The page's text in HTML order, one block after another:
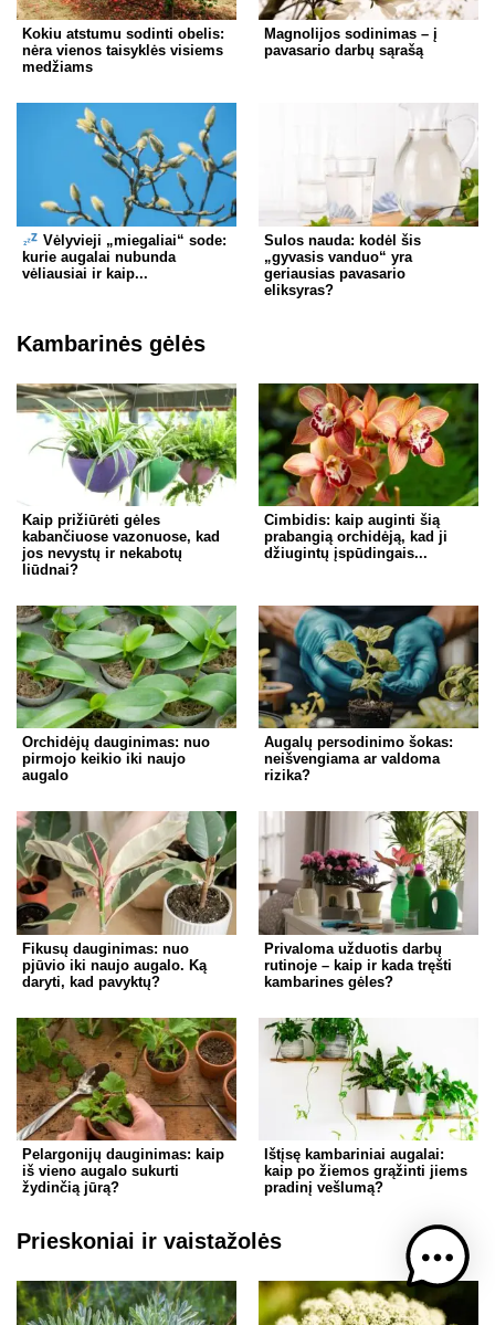
Kokiu atstumu sodinti obelis:
nėra vienos taisyklės visiems
medžiams
Magnolijos sodinimas – į
pavasario darbų sąrašą
Vėlyvieji „miegaliai“ sode:
kurie augalai nubunda
vėliausiai ir kaip...
Sulos nauda: kodėl šis
„gyvasis vanduo“ yra
geriausias pavasario
eliksyras?
Kambarinės gėlės
Kaip prižiūrėti gėles
kabančiuose vazonuose, kad
jos nevystų ir nekabotų
liūdnai?
Cimbidis: kaip auginti šią
prabangią orchidėją, kad ji
džiugintų įspūdingais...
Orchidėjų dauginimas: nuo
pirmojo keikio iki naujo
augalo
Augalų persodinimo šokas:
neišvengiama ar valdoma
rizika?
Fikusų dauginimas: nuo
pjūvio iki naujo augalo. Ką
daryti, kad pavyktų?
Privaloma užduotis darbų
rutinoje – kaip ir kada tręšti
kambarines gėles?
Pelargonijų dauginimas: kaip
iš vieno augalo sukurti
žydinčią jūrą?
Ištįsę kambariniai augalai:
kaip po žiemos grąžinti jiems
pradinį vešlumą?
Prieskoniai ir vaistažolės